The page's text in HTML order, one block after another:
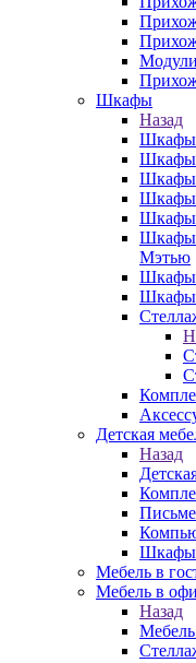
Шкафы
Назад
Шкафы
Шкафы
Шкафы
Шкафы
Шкафы
Шкафы
Мэтью
Шкафы
Шкафы
Детская
Назад
Шкафы
Мебель в
Мебель в
Назад